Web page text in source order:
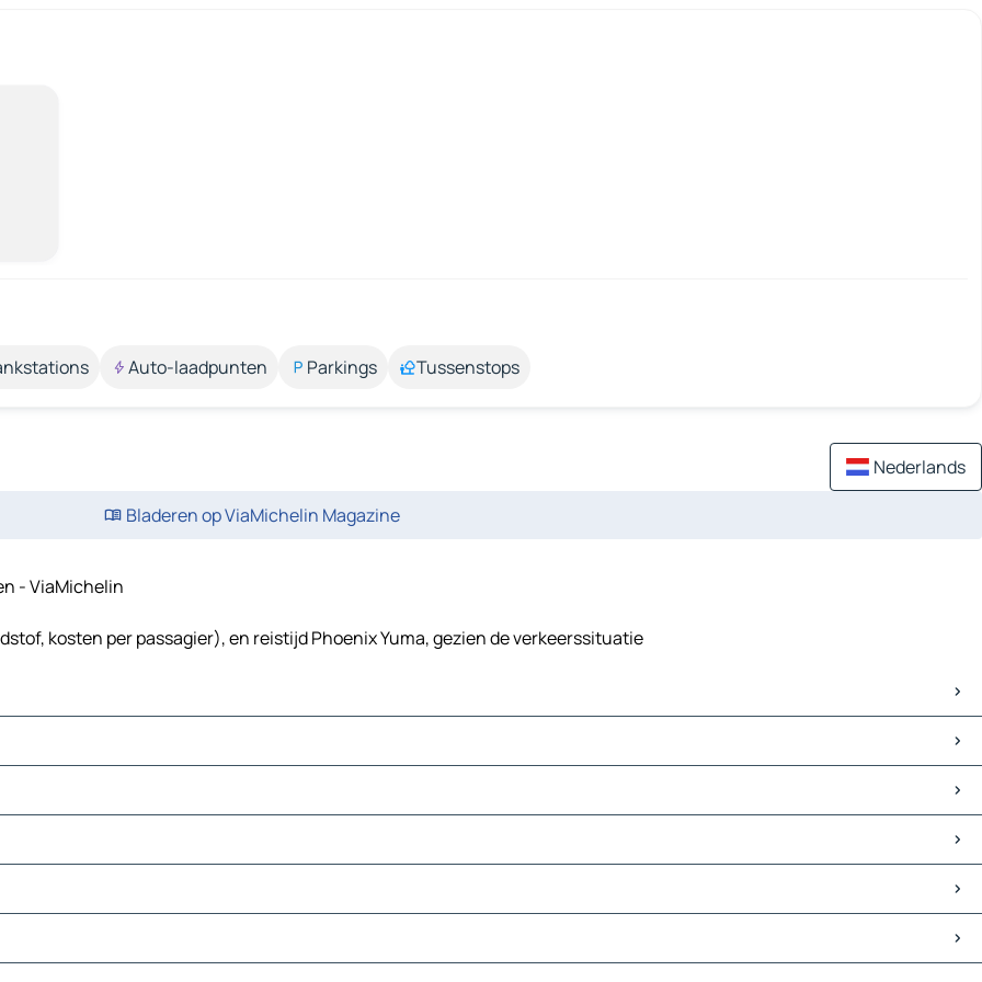
Auto-laadpunten Parkings Tussenstops
Nederlands
Bladeren op ViaMichelin Magazine
- ViaMichelin
kosten per passagier), en reistijd Phoenix Yuma, gezien de verkeerssituatie